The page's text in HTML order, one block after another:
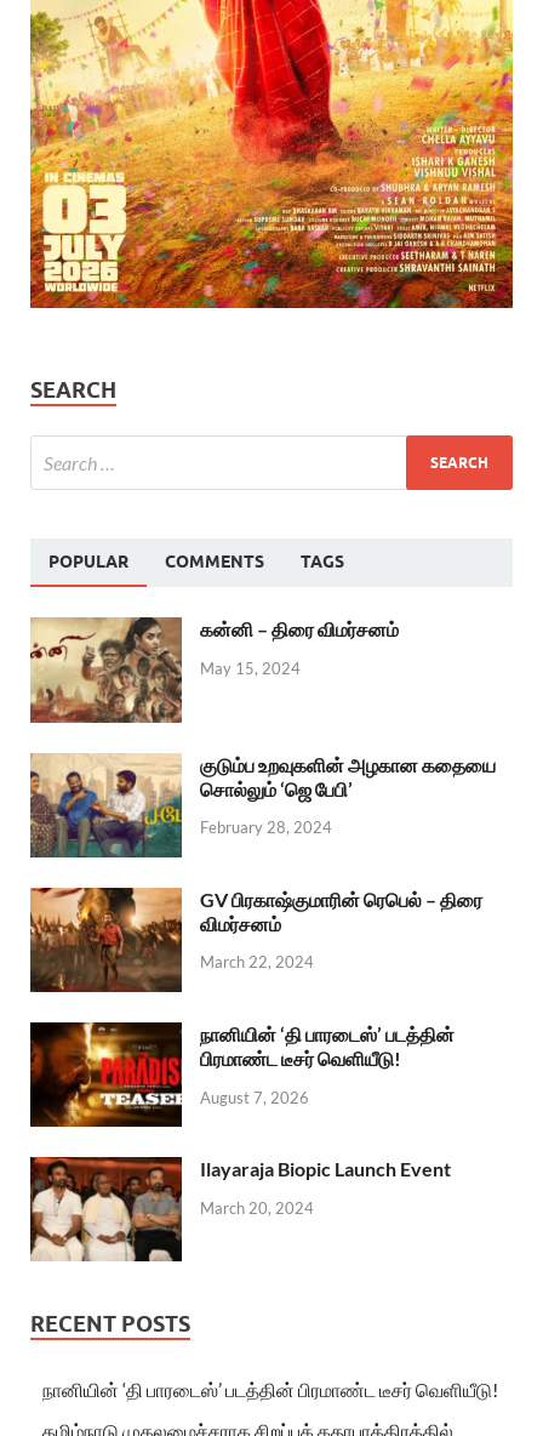
SEARCH
POPULAR COMMENTS TAGS
கன்னி – திரை விமர்சனம்
May 15, 2024
குடும்ப உறவுகளின் அழகான கதையை
சொல்லும் ‘ஜெ பேபி’
February 28, 2024
GV பிரகாஷ்குமாரின் ரெபெல் – திரை
விமர்சனம்
March 22, 2024
நானியின் ‘தி பாரடைஸ்’ படத்தின்
பிரமாண்ட டீசர் வெளியீடு!
August 7, 2026
Ilayaraja Biopic Launch Event
March 20, 2024
RECENT POSTS
நானியின் ‘தி பாரடைஸ்’ படத்தின் பிரமாண்ட டீசர் வெளியீடு!
தமிழ்நாடு முதலமைச்சராக சிறப்புக் கதாபாத்திரத்தில்